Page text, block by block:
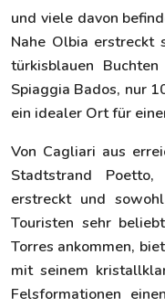
und viele davon
Nahe Olbia erstreckt
türkisblauen
Spiaggia Bados, nur
ein idealer Ort für
Von Cagliari aus
Stadtstrand
erstreckt und
Touristen sehr
Torres ankommen,
mit seinem
Felsformationen